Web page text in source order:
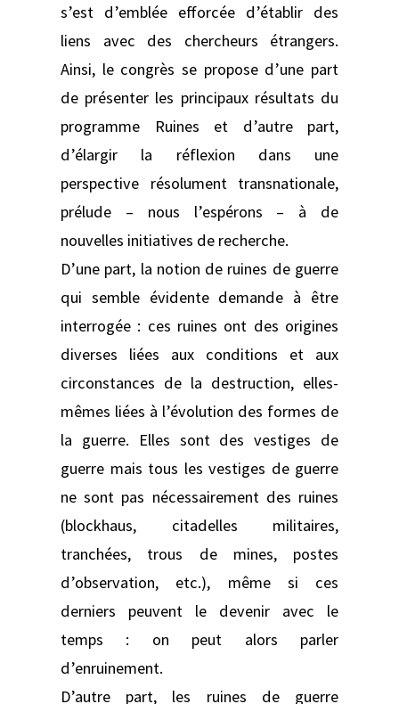
s’est d’emblée efforcée d’établir des
liens avec des chercheurs étrangers.
Ainsi, le congrès se propose d’une part
de présenter les principaux résultats du
programme Ruines et d’autre part,
d’élargir la réflexion dans une
perspective résolument transnationale,
prélude – nous l’espérons – à de
nouvelles initiatives de recherche.
D’une part, la notion de ruines de guerre
qui semble évidente demande à être
interrogée : ces ruines ont des origines
diverses liées aux conditions et aux
circonstances de la destruction, elles-
mêmes liées à l’évolution des formes de
la guerre. Elles sont des vestiges de
guerre mais tous les vestiges de guerre
ne sont pas nécessairement des ruines
(blockhaus, citadelles militaires,
tranchées, trous de mines, postes
d’observation, etc.), même si ces
derniers peuvent le devenir avec le
temps : on peut alors parler
d’enruinement.
D’autre part, les ruines de guerre